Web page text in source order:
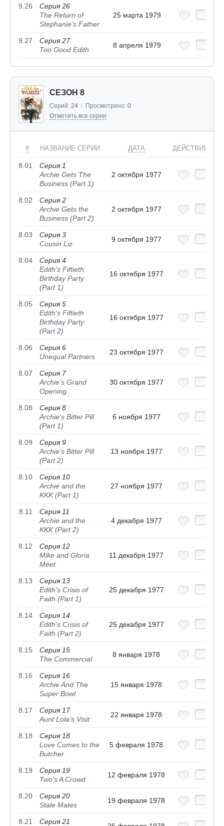
9.26
Серия 26
The Return of
Stephanie's Father
25 марта 1979
9.27
Серия 27
Too Good Edith
8 апреля 1979
СЕЗОН 8
Серий: 24 / Просмотрено: 0
Отметить все серии
# НАЗВАНИЕ СЕРИИ ДАТА ДЕЙСТВИЯ
8.01
Серия 1
Archie Gets The
Business (Part 1)
2 октября 1977
8.02
Серия 2
Archie Gets the
Business (Part 2)
2 октября 1977
8.03
Серия 3
Cousin Liz
9 октября 1977
8.04
Серия 4
Edith's Fiftieth
Birthday Party
(Part 1)
16 октября 1977
8.05
Серия 5
Edith's Fiftieth
Birthday Party
(Part 2)
16 октября 1977
8.06
Серия 6
Unequal Partners
23 октября 1977
8.07
Серия 7
Archie's Grand
Opening
30 октября 1977
8.08
Серия 8
Archie's Bitter Pill
(Part 1)
6 ноября 1977
8.09
Серия 9
Archie's Bitter Pill
(Part 2)
13 ноября 1977
8.10
Серия 10
Archie and the
KKK (Part 1)
27 ноября 1977
8.11
Серия 11
Archie and the
KKK (Part 2)
4 декабря 1977
8.12
Серия 12
Mike and Gloria
Meet
11 декабря 1977
8.13
Серия 13
Edith's Crisis of
Faith (Part 1)
25 декабря 1977
8.14
Серия 14
Edith's Crisis of
Faith (Part 2)
25 декабря 1977
8.15
Серия 15
The Commercial
8 января 1978
8.16
Серия 16
Archie And The
Super Bowl
15 января 1978
8.17
Серия 17
Aunt Lola's Visit
22 января 1978
8.18
Серия 18
Love Comes to the
Butcher
5 февраля 1978
8.19
Серия 19
Two's A Crowd
12 февраля 1978
8.20
Серия 20
Stale Mates
19 февраля 1978
8.21
Серия 21